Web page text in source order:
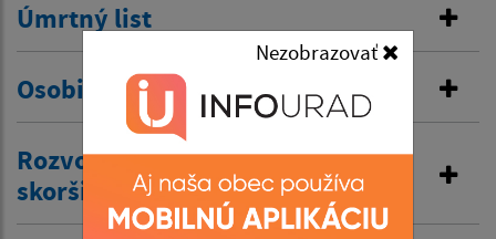
Nezobrazovať
Úmrtný list
Osobitná matrika
Rozvod manželstva a prijatie
skoršieho priezviska